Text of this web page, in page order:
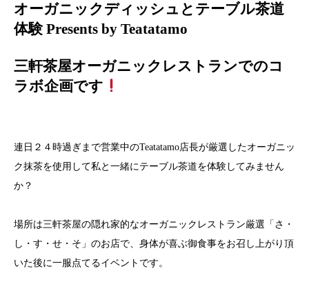
オーガニックディッシュとテーブル茶道
体験Presents by Teatatamo
三軒茶屋オーガニックレストランでのコ
ラボ企画です
連日２４時過ぎまで営業中のTeatatamo店長が厳選したオーガニッ
ク抹茶を使用して私と一緒にテーブル茶道を体験してみません
か？
場所は三軒茶屋の隠れ家的なオーガニックレストラン厳選「さ・
し・す・せ・そ」のお店で、身体が喜ぶ御食事をお召し上がり頂
いた後に一服点てるイベントです。